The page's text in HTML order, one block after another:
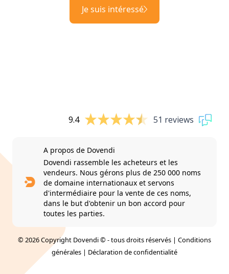
Je suis intéressé
9.4 51 reviews
A propos de Dovendi
Dovendi rassemble les acheteurs et les
vendeurs. Nous gérons plus de 250 000 noms
de domaine internationaux et servons
d'intermédiaire pour la vente de ces noms,
dans le but d'obtenir un bon accord pour
toutes les parties.
© 2026 Copyright Dovendi © - tous droits réservés | Conditions
générales | Déclaration de confidentialité